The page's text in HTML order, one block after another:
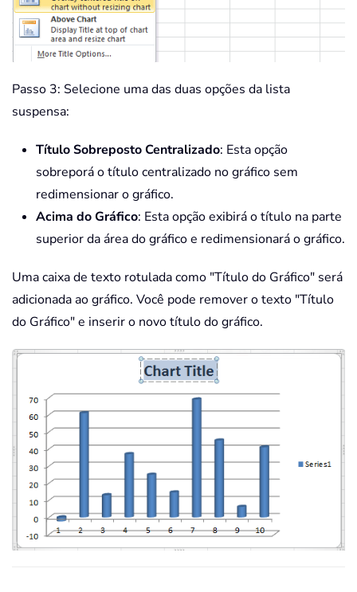
Passo 3: Selecione uma das duas opções da lista
suspensa:
Título Sobreposto Centralizado: Esta opção
sobreporá o título centralizado no gráfico sem
redimensionar o gráfico.
Acima do Gráfico: Esta opção exibirá o título na parte
superior da área do gráfico e redimensionará o gráfico.
Uma caixa de texto rotulada como "Título do Gráfico" será
adicionada ao gráfico. Você pode remover o texto "Título
do Gráfico" e inserir o novo título do gráfico.